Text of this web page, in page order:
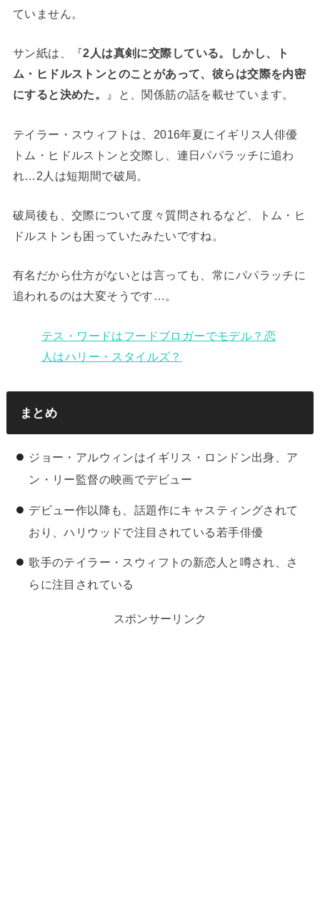
ていません。
サン紙は、『2人は真剣に交際している。しかし、ト
ム・ヒドルストンとのことがあって、彼らは交際を内密
にすると決めた。
』と、関係筋の話を載せています。
テイラー・スウィフトは、2016年夏にイギリス人俳優
トム・ヒドルストンと交際し、連日パパラッチに追わ
れ…2人は短期間で破局。
破局後も、交際について度々質問されるなど、トム・ヒ
ドルストンも困っていたみたいですね。
有名だから仕方がないとは言っても、常にパパラッチに
追われるのは大変そうです…。
テス・ワードはフードブロガーでモデル？恋
人はハリー・スタイルズ？
まとめ
ジョー・アルウィンはイギリス・ロンドン出身、ア
ン・リー監督の映画でデビュー
デビュー作以降も、話題作にキャスティングされて
おり、ハリウッドで注目されている若手俳優
歌手のテイラー・スウィフトの新恋人と噂され、さ
らに注目されている
スポンサーリンク